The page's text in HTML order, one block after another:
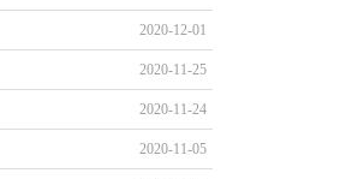
2020-12-01
2020-11-25
2020-11-24
2020-11-05